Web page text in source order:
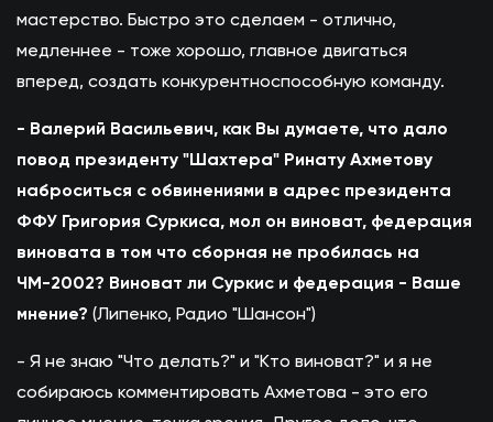
мастерство. Быстро это сделаем - отлично,
медленнее - тоже хорошо, главное двигаться
вперед, создать конкурентноспособную команду.
- Валерий Васильевич, как Вы думаете, что дало
повод президенту "Шахтера" Ринату Ахметову
наброситься с обвинениями в адрес президента
ФФУ Григория Суркиса, мол он виноват, федерация
виновата в том что сборная не пробилась на
ЧМ-2002? Виноват ли Суркис и федерация - Ваше
мнение? (Липенко, Радио "Шансон")
- Я не знаю "Что делать?" и "Кто виноват?" и я не
собираюсь комментировать Ахметова - это его